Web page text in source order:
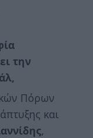
την
Πόρων
και
,